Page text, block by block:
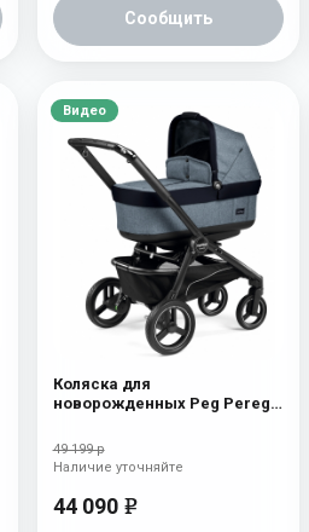
Сообщить
Видео
Коляска для
новорожденных Peg Perego
49 199 р
44 090 e
Наличие уточняйте